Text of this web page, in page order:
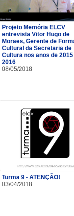
Projeto Memória ELCV
entrevista Vitor Hugo de
Moraes, Gerente de
Cultural da Secretaria de
Cultura nos anos de 2015
2016
08/05/2018
Turma 9 - ATENÇÃO!
03/04/2018